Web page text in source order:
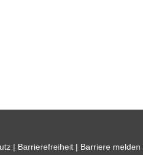
| Barrierefreiheit| Barriere melden